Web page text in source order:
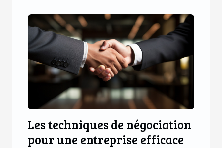
Les techniques de négociation
pour une entreprise efficace